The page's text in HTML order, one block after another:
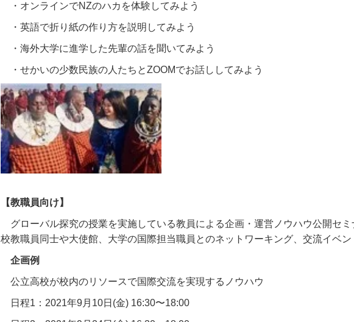
・オンラインでNZのハカを体験してみよう
・英語で折り紙の作り方を説明してみよう
・海外大学に進学した先輩の話を聞いてみよう
・せかいの少数民族の人たちとZOOMでお話ししてみよう
【教職員向け】
グローバル探究の授業を実施している教員による企画・運営ノウハウ公開セ
校教職員同士や大使館、大学の国際担当職員とのネットワーキング、交流イベン
企画例
公立高校が校内のリソースで国際交流を実現するノウハウ
日程1 ： 2021年9月 10日 (金) 16:30〜18:00